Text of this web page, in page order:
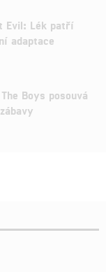
Evil: Lék patří
adaptace
Boys posouvá